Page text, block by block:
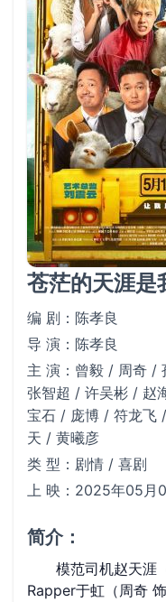
苍茫的天涯是
编 剧：陈孝良
导 演：陈孝良
主 演：曾毅 / 周奇 /
张智超 / 许吴彬 / 赵
宝石 / 庞博 / 符龙飞
天 / 黄曦彦
类 型：剧情 / 喜剧
上 映：2025年05月
简介：
模范司机赵天涯（
Rapper于虹（周奇